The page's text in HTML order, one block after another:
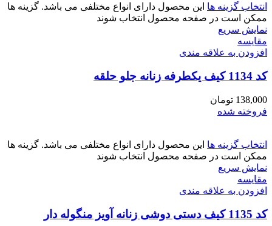
انتخاب گزینه ها این محصول دارای انواع مختلفی می باشد. گزینه ها
ممکن است در صفحه محصول انتخاب شوند
نمایش سریع
مقايسه
افزودن به علاقه مندی
کد 1134 کیف یکطرفه زنانه جلو حلقه
138,000 تومان
فروخته شده
انتخاب گزینه ها این محصول دارای انواع مختلفی می باشد. گزینه ها
ممکن است در صفحه محصول انتخاب شوند
نمایش سریع
مقايسه
افزودن به علاقه مندی
کد 1135 کیف دستی دوشی زنانه آویز منگوله دار